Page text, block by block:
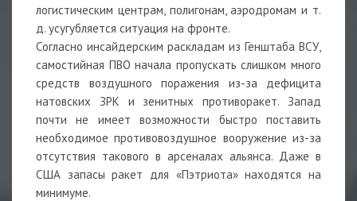
логистическим центрам, полигонам, аэродромам и т.
д. усугубляется ситуация на фронте.
Согласно инсайдерским раскладам из Генштаба ВСУ,
самостийная ПВО начала пропускать слишком много
средств воздушного поражения из-за дефицита
натовских ЗРК и зенитных противоракет. Запад
почти не имеет возможности быстро поставить
необходимое противовоздушное вооружение из-за
отсутствия такового в арсеналах альянса. Даже в
США запасы ракет для «Пэтриота» находятся на
минимуме.